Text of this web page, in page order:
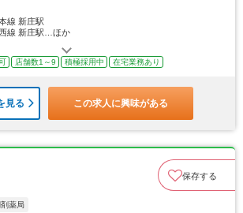
線 新庄駅
西線 新庄駅…ほか
店舗数1～9 積極採用中 在宅業務あり
見る この求人に興味がある
保存する
薬局